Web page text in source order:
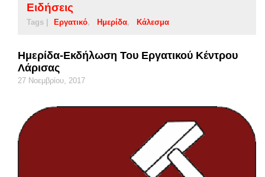
Ειδήσεις
Tags | Εργατικό Ημερίδα Κάλεσμα
Ημερίδα-Εκδήλωση Του Εργατικού Κέντρου
Λάρισας
27 Νοεμβρίου, 2017